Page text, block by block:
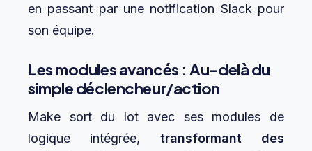
en passant par une notification Slack pour
son équipe.
Les modules avancés : Au-delà du
simple déclencheur/action
Make sort du lot avec ses modules de
logique intégrée, transformant des